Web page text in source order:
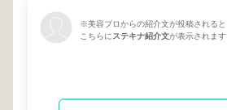
※美容プロからの紹介文が投稿されると
こちらにステキナ紹介文が表示されます